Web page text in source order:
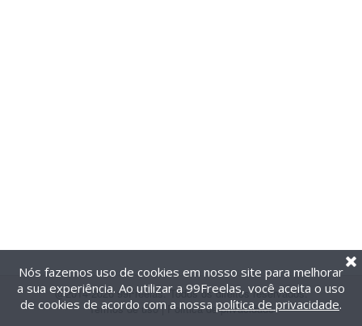
@2014-2026 99Freelas. Todos os direitos reservados.
Termos de uso| Política de privacidade
Nós fazemos uso de cookies em nosso site para melhorar
a sua experiência. Ao utilizar a 99Freelas, você aceita o uso
de cookies de acordo com a nossa política de privacidade.